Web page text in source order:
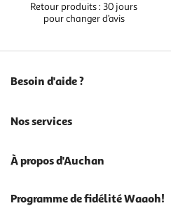
Retour produits : 30 jours
pour changer d’avis
Besoin d'aide ?
Nos services
À propos d'Auchan
Programme de fidélité Waaoh!